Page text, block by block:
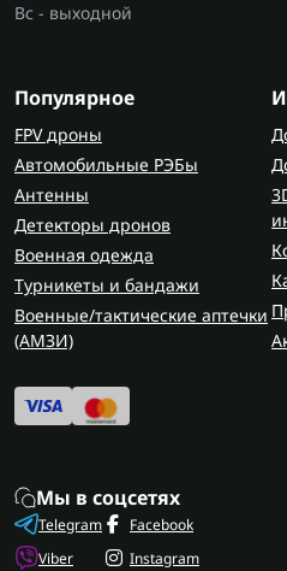
Вс - выходной
Популярное
FPV дроны
Автомобильные РЭБы
Антенны
Детекторы дронов
Военная одежда
Турникеты и бандажи
Военные/тактические аптечки
(AMЗИ)
Мы в соцсетях
Telegram
Viber
Facebook
Instagram